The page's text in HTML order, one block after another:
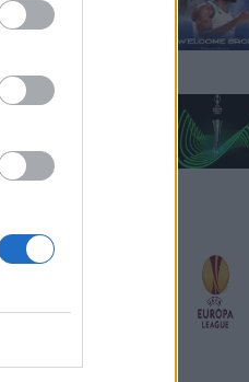
άρπαξαν
(+Φώτο)